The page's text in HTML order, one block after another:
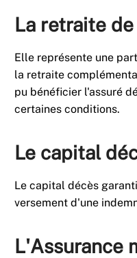
La retraite
Elle représente une
la retraite
pu bénéficier l'assuré
certaines conditions.
Le capital
Le capital décès
versement d'une
L'Assurance